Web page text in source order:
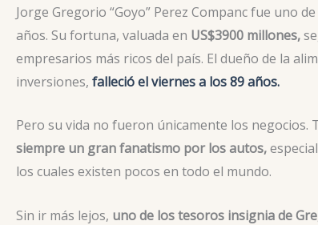
Jorge Gregorio “Goyo” Perez Companc fue uno
años. Su fortuna, valuada en US$3900 millones,
empresarios más ricos del país. El dueño de la
inversiones, falleció el viernes a los 89 años.
Pero su vida no fueron únicamente los negocios.
siempre un gran fanatismo por los autos,
los cuales existen pocos en todo el mundo.
Sin ir más lejos, uno de los tesoros insignia de